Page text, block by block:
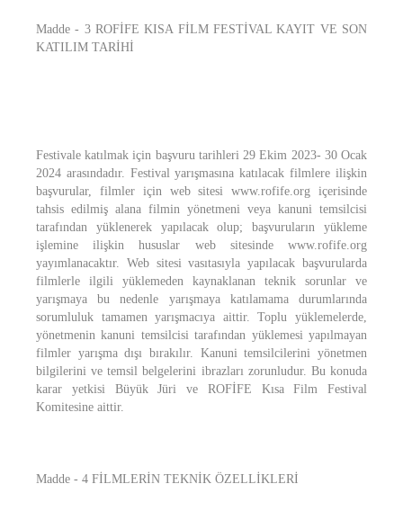
Madde - 3 ROFİFE KISA FİLM FESTİVAL KAYIT VE SON
KATILIM TARİHİ
Festivale katılmak için başvuru tarihleri 29 Ekim 2023- 30 Ocak
2024 arasındadır. Festival yarışmasına katılacak filmlere ilişkin
başvurular, filmler için web sitesi www.rofife.org içerisinde
tahsis edilmiş alana filmin yönetmeni veya kanuni temsilcisi
tarafından yüklenerek yapılacak olup; başvuruların yükleme
işlemine ilişkin hususlar web sitesinde www.rofife.org
yayımlanacaktır. Web sitesi vasıtasıyla yapılacak başvurularda
filmlerle ilgili yüklemeden kaynaklanan teknik sorunlar ve
yarışmaya bu nedenle yarışmaya katılamama durumlarında
sorumluluk tamamen yarışmacıya aittir. Toplu yüklemelerde,
yönetmenin kanuni temsilcisi tarafından yüklemesi yapılmayan
filmler yarışma dışı bırakılır. Kanuni temsilcilerini yönetmen
bilgilerini ve temsil belgelerini ibrazları zorunludur. Bu konuda
karar yetkisi Büyük Jüri ve ROFİFE Kısa Film Festival
Komitesine aittir.
Madde - 4 FİLMLERİN TEKNİK ÖZELLİKLERİ